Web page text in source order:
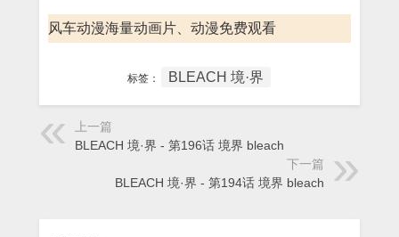
风车动漫海量动画片、动漫免费观看
标签： BLEACH 境·界
上一篇
BLEACH 境·界 - 第196话 境界 bleach
下一篇
BLEACH 境·界 - 第194话 境界 bleach